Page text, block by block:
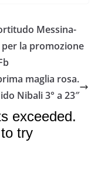
Messina-
la promozione
maglia rosa.
Nibali 3° a 23″